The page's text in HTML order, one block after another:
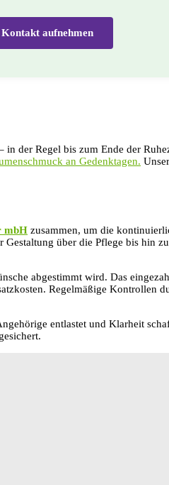
aufnehmen
der Regel bis zum Ende der
an Gedenktagen.
mbH zusammen, um die
über die Pflege bis hin
abgestimmt wird. Das
Regelmäßige Kontrollen
entlastet und Klarheit